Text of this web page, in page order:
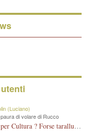
(Luciano)
di volare di Rucco
Vorrei sapere dal C.C. Rolando cosa intende per Cultura ? Forse tarallucci, vino e sagre, o spaghetti tricolori del PD ? Il continuo (s)parlare della mostra a Palazzo Chiericati caro consigliere DANNEGGIA FORTEMENTE l'immagine della città TUTTA e fa deviare i consensi che in RUSSIA (badi bene ex U.R.S.S.) sono ECCELLENTI. A livello artistico l'evento è di alta Valenza culturale, COMPITO di Tutta la Cittadinanza fare il possibile per propagandare l'iniziativa senza farne UN CASO PARTITICO come fa Lei da sempre. Meno Gazebo + Partecipazione! E così sia. Amen.